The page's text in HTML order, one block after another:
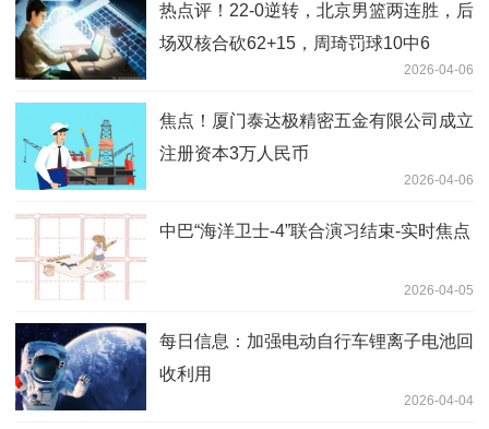
热点评！22-0逆转，北京男篮两连胜，后
场双核合砍62+15，周琦罚球10中6
2026-04-06
焦点！厦门泰达极精密五金有限公司成立
注册资本3万人民币
2026-04-06
中巴“海洋卫士-4”联合演习结束-实时焦点
2026-04-05
每日信息：加强电动自行车锂离子电池回
收利用
2026-04-04